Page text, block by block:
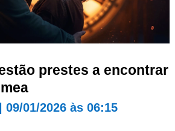
prestes a encontrar
09/01/2026 às 06:15